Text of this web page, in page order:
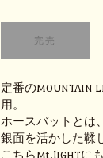
定番のMOUNTAIN
用。
ホースバットとは
銀面を活かした鞣
こちらMt.lIGHTに